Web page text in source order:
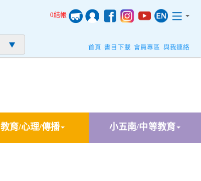
0結帳
首頁 書目下載 會員專區 與我連絡
教育/心理/傳播 小五南/中等教育